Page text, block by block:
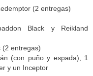
(2 entregas)
Black y Reikland
(2 entregas)
(con puño y espada), 1
y un Inceptor